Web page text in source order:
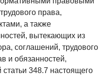
права,
а также
вытекающих из
соглашений, трудового
и обязанностей,
348.7 настоящего